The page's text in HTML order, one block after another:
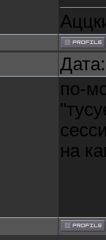
по-
на